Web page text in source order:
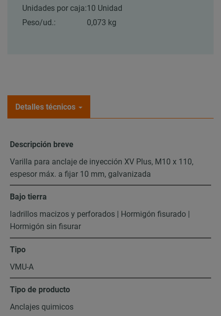
Unidades por caja:10 Unidad
Peso/ud.:
0,073 kg
Detalles técnicos
Descripción breve
Varilla para anclaje de inyección XV Plus, M10 x 110,
espesor máx. a fijar 10 mm, galvanizada
Bajo tierra
ladrillos macizos y perforados | Hormigón fisurado |
Hormigón sin fisurar
Tipo
VMU-A
Tipo de producto
Anclajes quimicos